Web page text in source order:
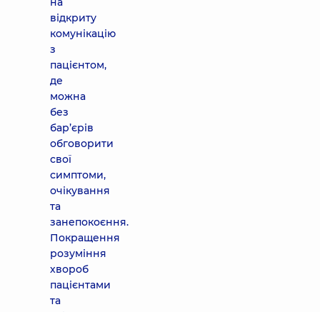
відкриту
комунікацію
з
пацієнтом,
де
можна
без
бар’єрів
обговорити
свої
симптоми,
очікування
та
занепокоєння.
Покращення
розуміння
хвороб
пацієнтами
та